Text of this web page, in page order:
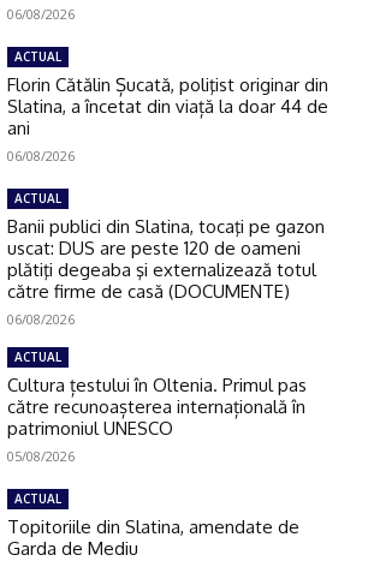
06/08/2026
ACTUAL
Florin Cătălin Șucată, poliţist originar din
Slatina, a încetat din viață la doar 44 de
ani
06/08/2026
ACTUAL
Banii publici din Slatina, tocaţi pe gazon
uscat: DUS are peste 120 de oameni
plătiţi degeaba şi externalizează totul
către firme de casă (DOCUMENTE)
06/08/2026
ACTUAL
Cultura țestului în Oltenia. Primul pas
către recunoașterea internațională în
patrimoniul UNESCO
05/08/2026
ACTUAL
Topitoriile din Slatina, amendate de
Garda de Mediu